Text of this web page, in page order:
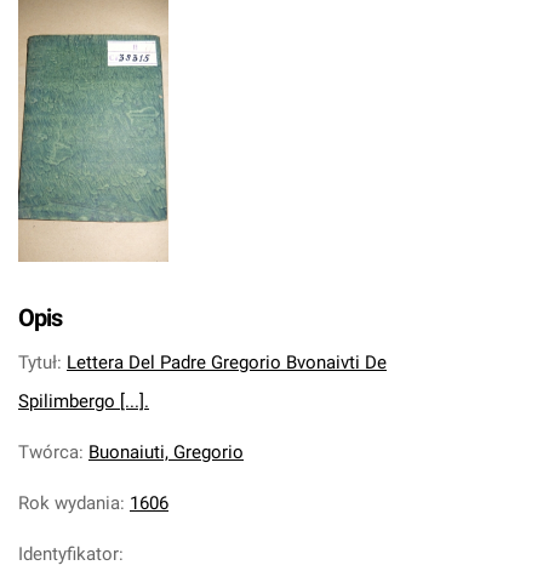
Opis
Tytuł: Lettera Del Padre Gregorio Bvonaivti De
Spilimbergo [...].
Twórca: Buonaiuti, Gregorio
Rok wydania: 1606
Identyfikator: